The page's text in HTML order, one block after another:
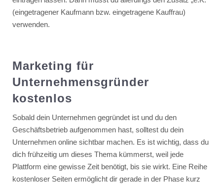
(eingetragener Kaufmann bzw. eingetragene Kauffrau)
verwenden.
Marketing für
Unternehmensgründer
kostenlos
Sobald dein Unternehmen gegründet ist und du den
Geschäftsbetrieb aufgenommen hast, solltest du dein
Unternehmen online sichtbar machen. Es ist wichtig, dass du
dich frühzeitig um dieses Thema kümmerst, weil jede
Plattform eine gewisse Zeit benötigt, bis sie wirkt. Eine Reihe
kostenloser Seiten ermöglicht dir gerade in der Phase kurz